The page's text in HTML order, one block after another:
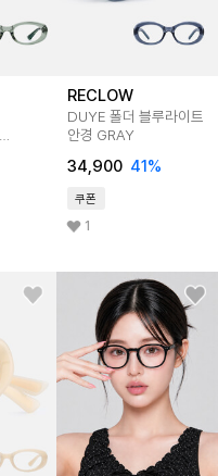
RECLOW
DUYE 폴더 블루라이트
안경 GRAY
34,900 41 %
쿠폰
1